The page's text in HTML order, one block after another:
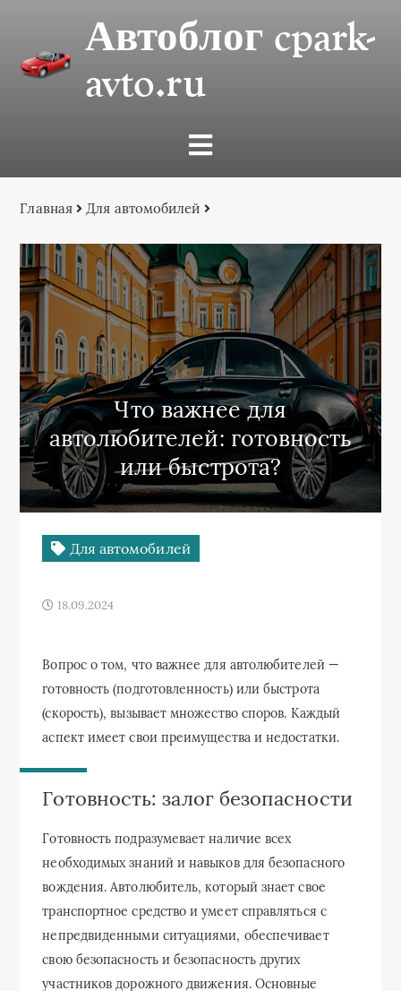
Автоблог cpark-
avto.ru
Главная Для автомобилей
Что важнее для
автолюбителей: готовность
или быстрота?
Для автомобилей
18.09.2024
Вопрос о том, что важнее для автолюбителей —
готовность (подготовленность) или быстрота
(скорость), вызывает множество споров. Каждый
аспект имеет свои преимущества и недостатки.
Готовность: залог безопасности
Готовность подразумевает наличие всех
необходимых знаний и навыков для безопасного
вождения. Автолюбитель, который знает свое
транспортное средство и умеет справляться с
непредвиденными ситуациями, обеспечивает
свою безопасность и безопасность других
участников дорожного движения. Основные